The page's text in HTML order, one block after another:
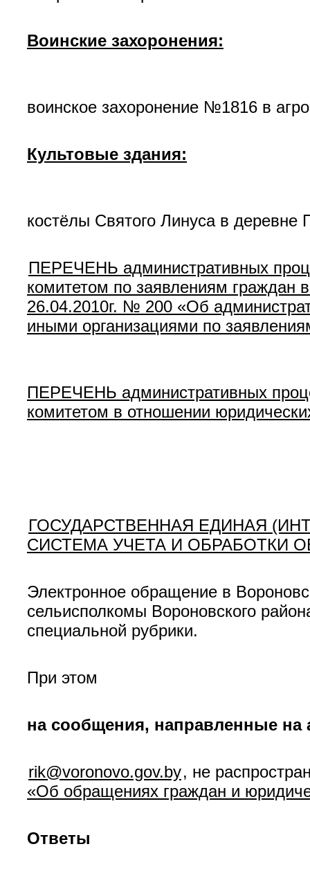
Воинские захоронения:
воинское захоронение №1816 в
Культовые здания:
костёлы Святого Линуса в
ПЕРЕЧЕНЬ административных
комитетом по заявлениям граждан
26.04.2010г. № 200 «Об
иными организациями по
ПЕРЕЧЕНЬ административных
комитетом в отношении
ГОСУДАРСТВЕННАЯ ЕДИНАЯ
СИСТЕМА УЧЕТА И ОБРАБОТКИ
Электронное обращение в
сельисполкомы Вороновского
специальной рубрики.
При этом
на сообщения, направленные на
rik@voronovo.gov.by, не
«Об обращениях граждан и
Ответы